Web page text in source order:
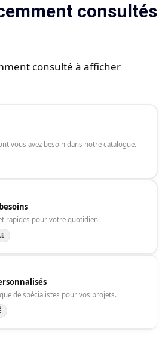
consultés
consulté à afficher
vous avez besoin dans notre catalogue.
rapides pour votre quotidien.
de spécialistes pour vos projets.